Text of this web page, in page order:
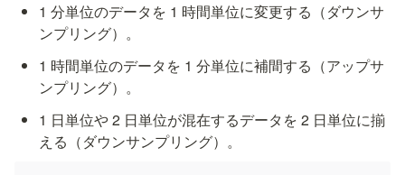
1 分単位のデータを 1 時間単位に変更する（ダウンサ
ンプリング）。
1 時間単位のデータを 1 分単位に補間する（アップサ
ンプリング）。
1 日単位や 2 日単位が混在するデータを 2 日単位に揃
える（ダウンサンプリング）。